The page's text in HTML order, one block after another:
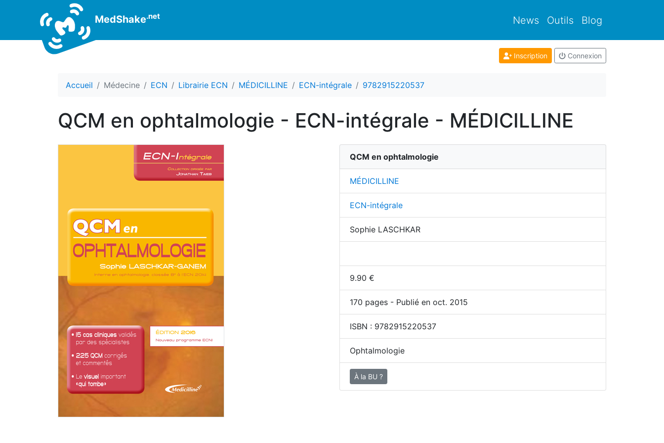
MedShake.net News Outils Blog
Inscription Connexion
Accueil Médecine ECN Librairie ECN MÉDICILLINE ECN-intégrale 9782915220537
QCM en ophtalmologie - ECN-intégrale - MÉDICILLINE
QCM en ophtalmologie
MÉDICILLINE
ECN-intégrale
Sophie LASCHKAR
9.90 €
170 pages - Publié en oct. 2015
ISBN : 9782915220537
Ophtalmologie
À la BU ?